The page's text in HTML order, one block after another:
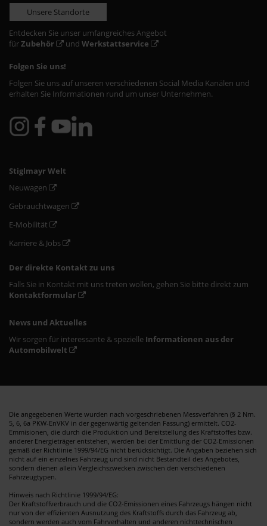
Unsere Standorte
Entdecken Sie unser umfangreiches Angebot
fürZubehör und Werkstattservice
Folgen Sie uns!
Folgen Sie uns auf unseren verschiedenen Social Media Kanälen und
erhalten Sie Informationen rund um unser Unternehmen.
Stiglmayr Welt
Neuwagen
Gebrauchtwagen
E-Mobilität
Karriere & Jobs
Der direkte Kontakt zu uns
Falls Sie in Kontakt mit uns treten wollen, gehen Sie bitte direkt zum
Kontaktformular
News und Aktuelles
Wir sorgen für interessante & spezielle Informationen aus der
Automobilwelt
Die angegebenen Werte wurden nach vorgeschriebenen Messverfahren (§ 2 Nrn.
5, 6, 6a PKW-EnVKV in der gegenwärtig geltenden Fassung) ermittelt. CO2-
Emmisionen, die durch die Produktion und Bereitstellung des Kraftstoffes bzw.
anderer Energieträger entstehen, werden bei der Emittlung der CO2-Emissionen
gemäß der Richtlinie 1999/94/EG nicht berücksichtigt. Die Angaben beziehen sich
nicht auf ein einzelnes Fahrzeug und sind nicht Bestandteil des Angebotes,
sondern dienen allein Vergleichszwecken zwischen den verschiedenen
Fahrzeugtypen.
Hinweis nach Richtlinie 1999/94/EG:
Der Kraftstoffverbrauch und die CO2-Emissionen eines Fahrzeugs hängen nicht
nur von der effizienten Ausnutzung des Kraftstoffs durch das Fahrzeug ab,
sondern werden auch vom Fahrverhalten und anderen nichttechnischen